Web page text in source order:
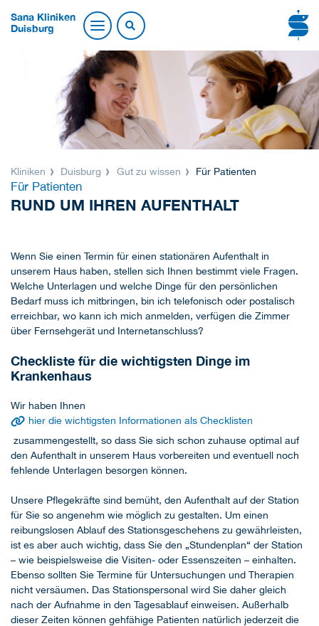
Sana Kliniken
Duisburg
Kliniken Duisburg Gut zu wissen Für Patienten
Für Patienten
RUND UM IHREN AUFENTHALT
Wenn Sie einen Termin für einen stationären Aufenthalt in
unserem Haus haben, stellen sich Ihnen bestimmt viele Fragen.
Welche Unterlagen und welche Dinge für den persönlichen
Bedarf muss ich mitbringen, bin ich telefonisch oder postalisch
erreichbar, wo kann ich mich anmelden, verfügen die Zimmer
über Fernsehgerät und Internetanschluss?
Checkliste für die wichtigsten Dinge im
Krankenhaus
Wir haben Ihnen
hier die wichtigsten Informationen als Checklisten
zusammengestellt, so dass Sie sich schon zuhause optimal auf
den Aufenthalt in unserem Haus vorbereiten und eventuell noch
fehlende Unterlagen besorgen können.
Unsere Pflegekräfte sind bemüht, den Aufenthalt auf der Station
für Sie so angenehm wie möglich zu gestalten. Um einen
reibungslosen Ablauf des Stationsgeschehens zu gewährleisten,
ist es aber auch wichtig, dass Sie den „Stundenplan“ der Station
– wie beispielsweise die Visiten- oder Essenszeiten – einhalten.
Ebenso sollten Sie Termine für Untersuchungen und Therapien
nicht versäumen. Das Stationspersonal wird Sie daher gleich
nach der Aufnahme in den Tagesablauf einweisen. Außerhalb
dieser Zeiten können gehfähige Patienten natürlich jederzeit die